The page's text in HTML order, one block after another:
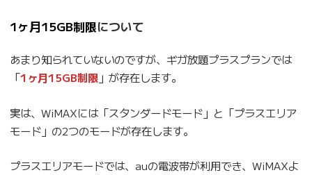
1ヶ月15GB制限について
あまり知られていないのですが、ギガ放題プラスプランでは
「1ヶ月15GB制限」が存在します。
実は、WiMAXには「スタンダードモード」と「プラスエリア
モード」の2つのモードが存在します。
プラスエリアモードでは、auの電波帯が利用でき、WiMAXよ